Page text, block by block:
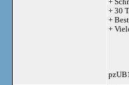
+ 30
+
+